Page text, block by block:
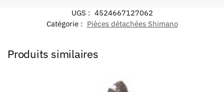
UGS : 4524667127062
Catégorie : Pièces détachées Shimano
Produits similaires